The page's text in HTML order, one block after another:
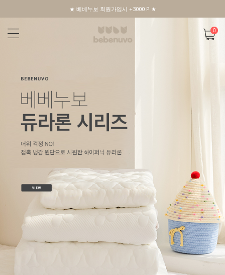
★ 베베누보 회원가입시 +3000 P ★
0